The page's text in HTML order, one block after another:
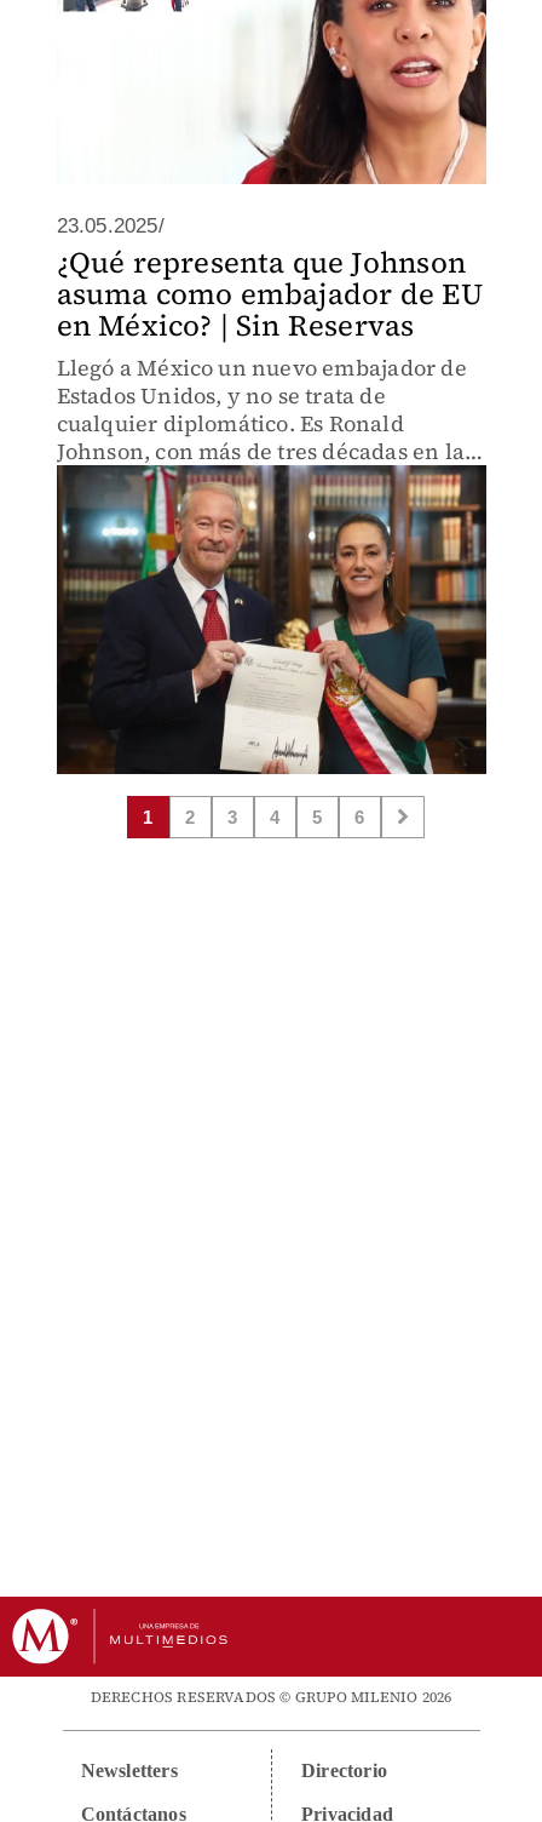
23.05.2025/
¿Qué representa que Johnson
asuma como embajador de EU
en México? | Sin Reservas
Llegó a México un nuevo embajador de
Estados Unidos, y no se trata de
cualquier diplomático. Es Ronald
Johnson, con más de tres décadas en la
CIA y exembajador en El Salvador.
1 2 3 4 5 6
DERECHOS RESERVADOS © GRUPO MILENIO 2026
Newsletters
Contáctanos
Directorio
Privacidad